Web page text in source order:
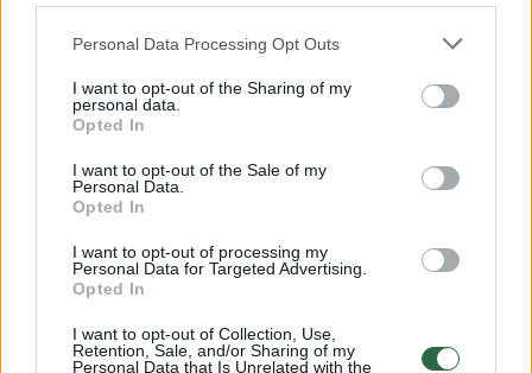
Personal Data Processing Opt Outs
I want to opt-out of the Sharing of my
personal data.
Opted In
I want to opt-out of the Sale of my
Personal Data.
Opted In
I want to opt-out of processing my
Personal Data for Targeted Advertising.
Opted In
I want to opt-out of Collection, Use,
Retention, Sale, and/or Sharing of my
Personal Data that Is Unrelated with the
vaiko gyvybių išgelbėti nepavyko
Žinios | Lietuvos diena
Savaitės vidurys nusimato karštas: temperatūra kils iki
32 laipsnių šilumos
Žinios | Orai
00:00:59
Nufilmavo, kaip patvino Vilniaus Vakarinis aplinkkelis:
Žinios | Lietuvos diena